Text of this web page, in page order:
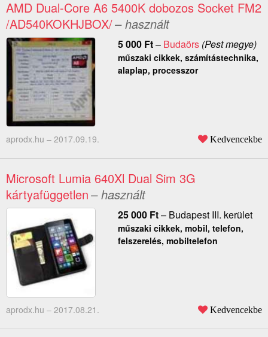
AMD Dual-Core A6 5400K dobozos Socket FM2
/AD540KOKHJBOX/– használt
5 000 Ft– Budaörs(Pest megye)
műszaki cikkek, számítástechnika,
alaplap, processzor
aprodx.hu – 2017.09.19. Kedvencekbe
Microsoft Lumia 640Xl Dual Sim 3G
kártyafüggetlen– használt
25 000 Ft– Budapest III. kerület
műszaki cikkek, mobil, telefon,
felszerelés, mobiltelefon
aprodx.hu – 2017.08.21. Kedvencekbe